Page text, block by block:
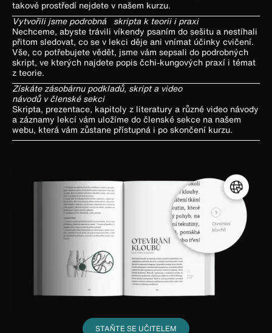
takové prostředí nejdete v našem kurzu.
Vytvořili jsme podrobná skripta k teorii i praxi
Nechceme, abyste trávili víkendy psaním do sešitu a nestíhali
přitom sledovat, co se v lekci děje ani vnímat účinky cvičení.
Vše, co potřebujete vědět, jsme vám sepsali do podrobných
skript, ve kterých najdete popis čchi-kungových praxí i témat
z teorie.
Získáte zásobárnu podkladů, skript a video
návodů v členské sekci
Skripta, prezentace, kapitoly z literatury a různé video návody
a záznamy lekcí vám uložíme do členské sekce na našem
webu, která vám zůstane přístupná i po skončení kurzu.
STAŇTE SE UČITELEM